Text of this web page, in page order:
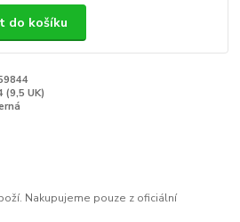
do košíku
(9,5 UK)
Nakupujeme pouze z oficiální